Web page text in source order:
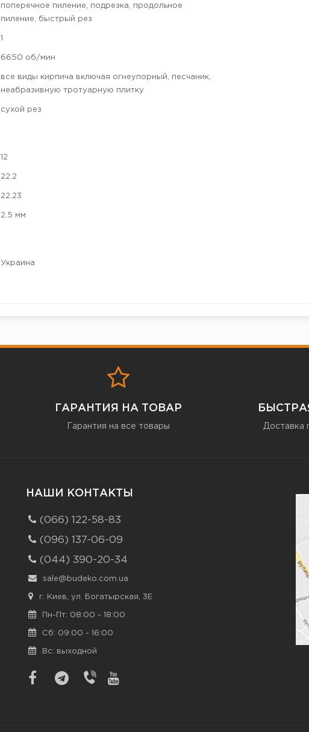
поперечное пиление, подрезка, продольное
пиление, быстрый рез
1
6650 об/мин
все виды кирпича включая огнеупорный, песчаник,
неабразивную тротуарную плитку
сухой рез
12
22.2
22.23
2.5 мм
Украина
ГАРАНТИЯ НА ТОВАР
Гарантия на все товары Доставка
НАШИ КОНТАКТЫ
(066) 122-58-83
(096) 137-06-09
(044) 390-20-34
sale@budeko.com.ua
г. Киев, ул. Богатырская, 3Е
Пн-Пт: 08:00 - 18:00
Сб: 09:00 - 16:00
Вс: выходной